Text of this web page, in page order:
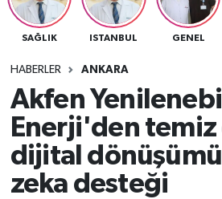
SAĞLIK ISTANBUL GENEL
HABERLER ANKARA
Akfen
Enerji'den
dijital
zeka desteği
Siyaset
Spor
Sağlık
Teknoloji
Namaz Vakitleri
TFF 3.Lig 4.Grup Puan
Tüm Manşetler
Son Dakika Haberleri